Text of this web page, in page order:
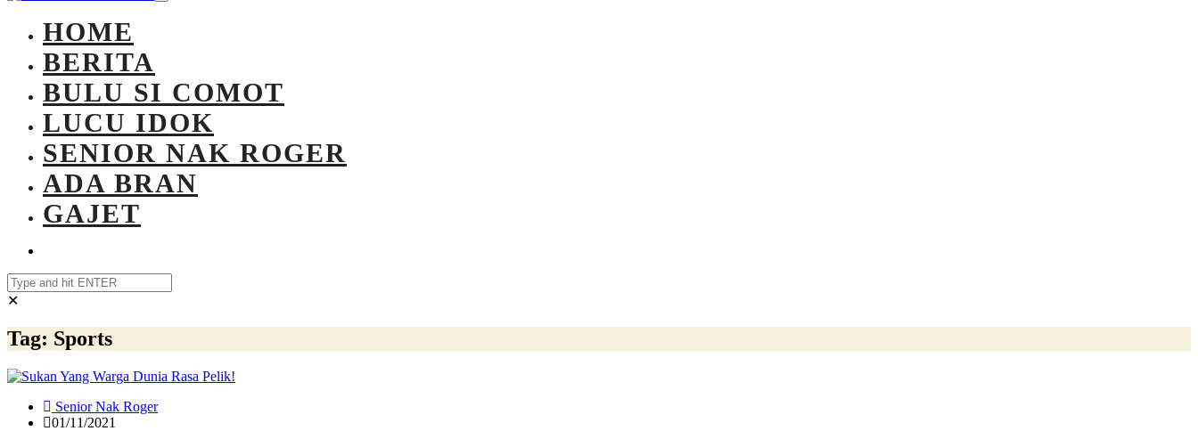
HOME
BERITA
BULU SI COMOT
LUCU IDOK
SENIOR NAK ROGER
ADA BRAN
GAJET
✕
Tag: Sports
Senior Nak Roger
01/11/2021